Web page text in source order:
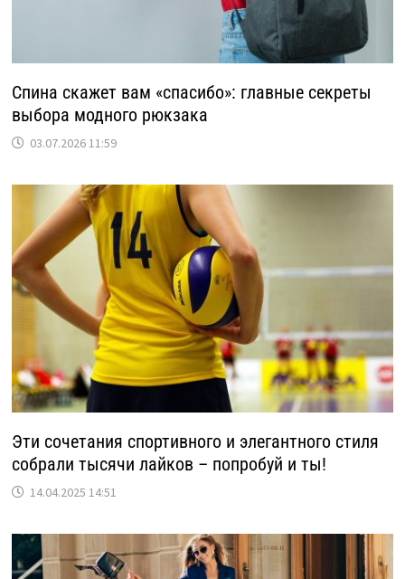
Спина скажет вам «спасибо»: главные секреты
выбора модного рюкзака
03.07.2026 11:59
Эти сочетания спортивного и элегантного стиля
собрали тысячи лайков – попробуй и ты!
14.04.2025 14:51